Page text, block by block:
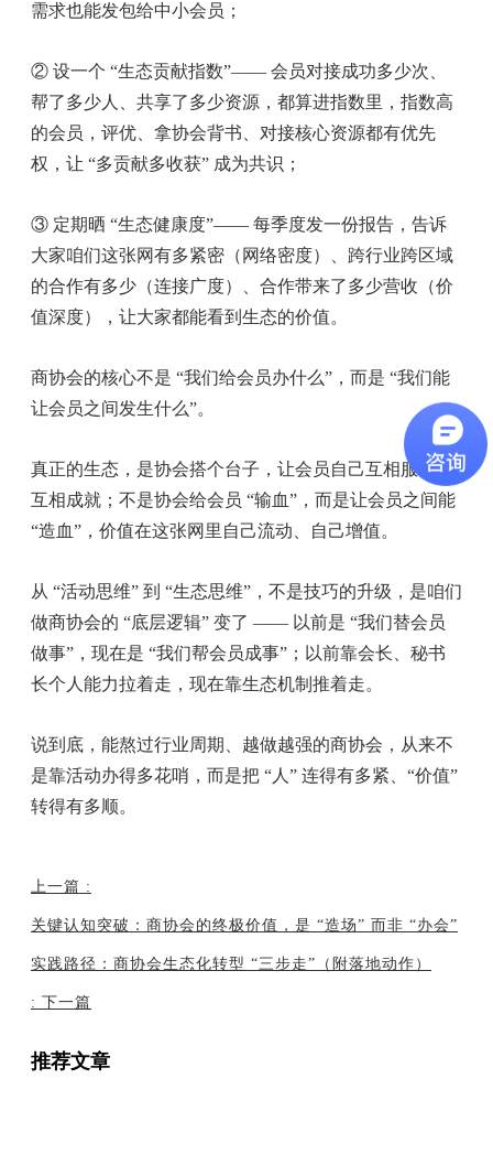
需求也能发包给中小会员；
② 设一个 “生态贡献指数”—— 会员对接成功多少次、
帮了多少人、共享了多少资源，都算进指数里，指数高
的会员，评优、拿协会背书、对接核心资源都有优先
权，让 “多贡献多收获” 成为共识；
③ 定期晒 “生态健康度”—— 每季度发一份报告，告诉
大家咱们这张网有多紧密（网络密度）、跨行业跨区域
的合作有多少（连接广度）、合作带来了多少营收（价
值深度），让大家都能看到生态的价值。
商协会的核心不是 “我们给会员办什么”，而是 “我们能
让会员之间发生什么”。
真正的生态，是协会搭个台子，让会员自己互相服务、
互相成就；不是协会给会员 “输血”，而是让会员之间能
“造血”，价值在这张网里自己流动、自己增值。
从 “活动思维” 到 “生态思维”，不是技巧的升级，是咱们
做商协会的 “底层逻辑” 变了 —— 以前是 “我们替会员
做事”，现在是 “我们帮会员成事”；以前靠会长、秘书
长个人能力拉着走，现在靠生态机制推着走。
说到底，能熬过行业周期、越做越强的商协会，从来不
是靠活动办得多花哨，而是把 “人” 连得有多紧、“价值”
转得有多顺。
上一篇 :
关键认知突破：商协会的终极价值，是 “造场” 而非 “办会”
实践路径：商协会生态化转型 “三步走”（附落地动作）
: 下一篇
推荐文章